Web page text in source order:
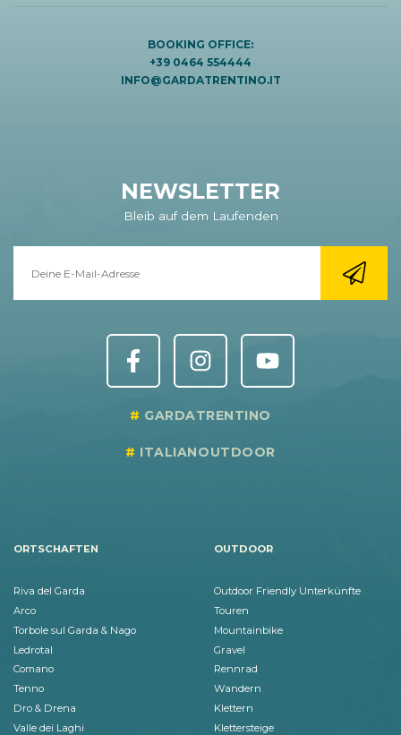
BOOKING OFFICE:
+39 0464 554444
INFO@GARDATRENTINO.IT
NEWSLETTER
Bleib auf dem Laufenden
GARDATRENTINO
ITALIANOUTDOOR
ORTSCHAFTEN
Riva del Garda
Arco
Torbole sul Garda & Nago
Ledrotal
Comano
Tenno
Dro & Drena
Valle dei Laghi
OUTDOOR
Outdoor Friendly Unterkünfte
Touren
Mountainbike
Gravel
Rennrad
Wandern
Klettern
Klettersteige